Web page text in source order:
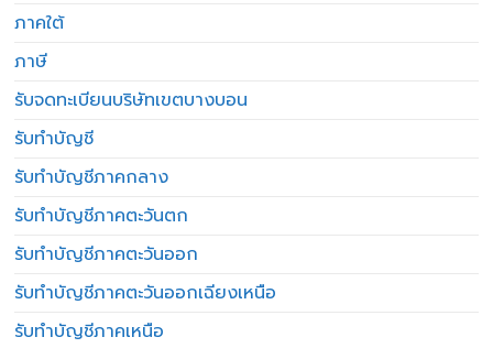
ภาคใต้
ภาษี
รับจดทะเบียนบริษัทเขตบางบอน
รับทำบัญชี
รับทำบัญชีภาคกลาง
รับทำบัญชีภาคตะวันตก
รับทำบัญชีภาคตะวันออก
รับทำบัญชีภาคตะวันออกเฉียงเหนือ
รับทำบัญชีภาคเหนือ